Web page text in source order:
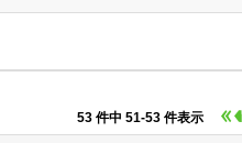
53 件中 51-53 件表示